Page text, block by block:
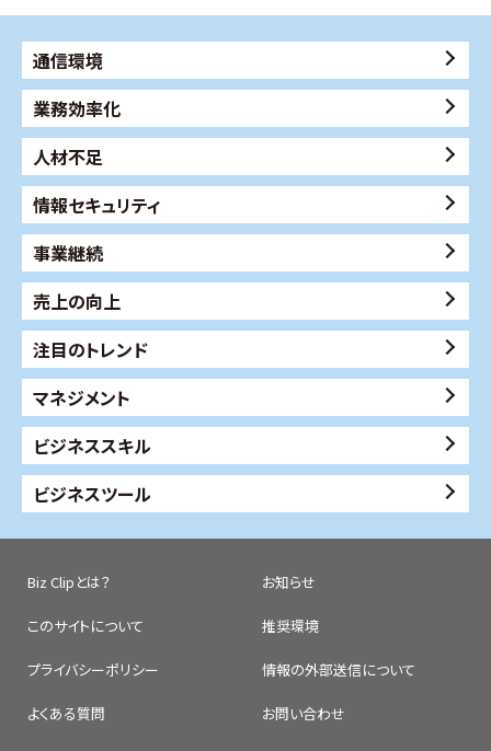
通信環境
業務効率化
人材不足
情報セキュリティ
事業継続
売上の向上
注目のトレンド
マネジメント
ビジネススキル
ビジネスツール
Biz Clipとは？ お知らせ
このサイトについて 推奨環境
プライバシーポリシー 情報の外部送信について
よくある質問 お問い合わせ